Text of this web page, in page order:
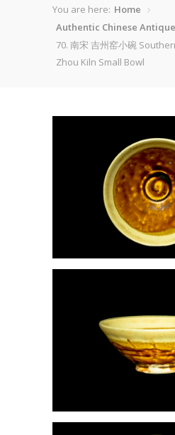
You are here: Home
Authentic Chinese
70. 南宋 吉州窑小碗
Zhou Kiln Small Bowl